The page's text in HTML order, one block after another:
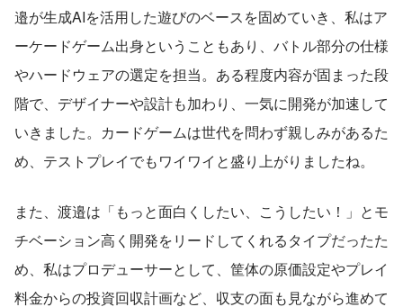
邉が生成AIを活用した遊びのベースを固めていき、私はア
ーケードゲーム出身ということもあり、バトル部分の仕様
やハードウェアの選定を担当。ある程度内容が固まった段
階で、デザイナーや設計も加わり、一気に開発が加速して
いきました。カードゲームは世代を問わず親しみがあるた
め、テストプレイでもワイワイと盛り上がりましたね。
また、渡邉は「もっと面白くしたい、こうしたい！」とモ
チベーション高く開発をリードしてくれるタイプだったた
め、私はプロデューサーとして、筐体の原価設定やプレイ
料金からの投資回収計画など、収支の面も見ながら進めて